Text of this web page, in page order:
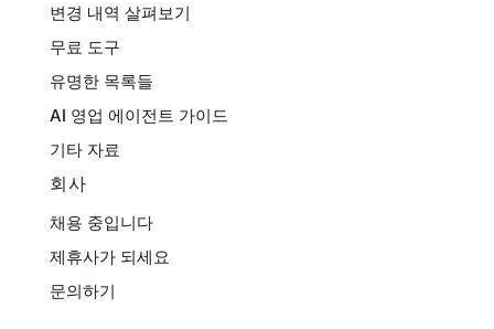
변경 내역 살펴보기
무료 도구
유명한 목록들
AI 영업 에이전트 가이드
기타 자료
회사
채용 중입니다
제휴사가 되세요
문의하기